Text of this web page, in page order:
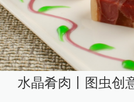
水晶肴肉丨图虫创